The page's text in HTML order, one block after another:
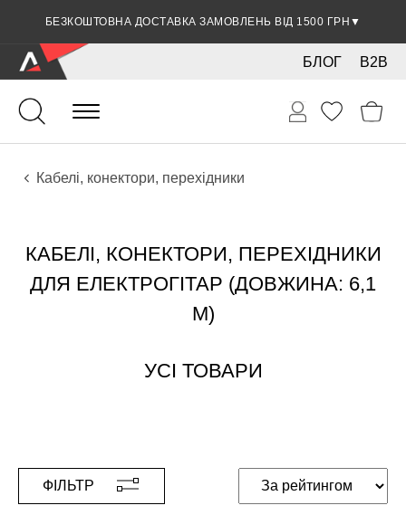
БЕЗКОШТОВНА ДОСТАВКА ЗАМОВЛЕНЬ ВІД 1500 ГРН ▼
B2B
БЛОГ
Гітари
Електро інструменти
Звукове обладнання
Кабелі, конектори, перехідники
КАБЕЛІ, КОНЕКТОРИ, ПЕРЕХІДНИКИ
ДЛЯ ЕЛЕКТРОГІТАР (ДОВЖИНА: 6,1
М)
УСІ ТОВАРИ
ФІЛЬТР